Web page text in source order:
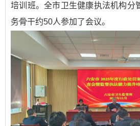
培训班。全市卫生健康执法机构分
务骨干约50人参加了会议。